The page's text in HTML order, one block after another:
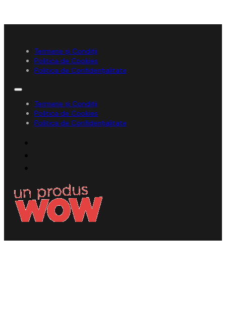
Termene și Condiții
Politica de Cookies
Politica de Confidențialitate
Termene și Condiții
Politica de Cookies
Politica de Confidențialitate